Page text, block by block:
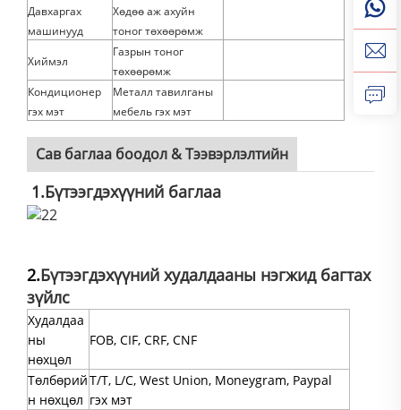
Давхаргах
машинууд
Хөдөө аж ахуйн
тоног төхөөрөмж
Хиймэл
Газрын тоног
төхөөрөмж
Кондиционер
гэх мэт
Металл тавилганы
мебель гэх мэт
Сав баглаа боодол & Тээвэрлэлтийн
1.Бүтээгдэхүүний баглаа
2.Бүтээгдэхүүний худалдааны нэгжид багтах
зүйлс
Худалдаа
ны
нөхцөл
FOB, CIF, CRF, CNF
Төлбөрий
н нөхцөл
T/T, L/C, West Union, Moneygram, Paypal
гэх мэт